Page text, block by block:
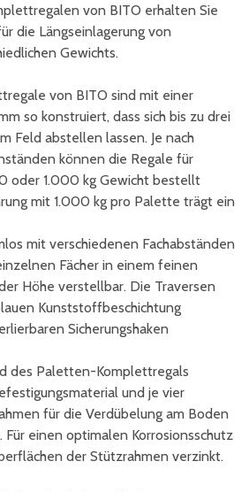
von BITO erhalten Sie
die Längseinlagerung von
Gewichts.
von BITO sind mit einer
so konstruiert, dass sich bis zu drei
Feld abstellen lassen. Je nach
können die Regale für
oder 1.000 kg Gewicht bestellt
mit 1.000 kg pro Palette trägt ein
mit verschiedenen Fachabständen
Fächer in einem feinen
Höhe verstellbar. Die Traversen
Kunststoffbeschichtung
Sicherungshaken
des Paletten-Komplettregals
und je vier
für die Verdübelung am Boden
einen optimalen Korrosionsschutz
der Stützrahmen verzinkt.